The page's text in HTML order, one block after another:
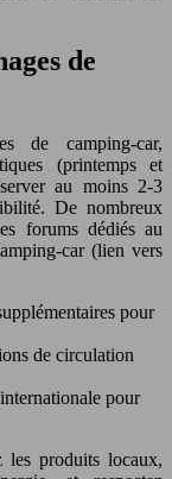
de
de camping-car,
(printemps et
au moins 2-3
De nombreux
forums dédiés au
car (lien vers
pour
de circulation
pour
les produits locaux,